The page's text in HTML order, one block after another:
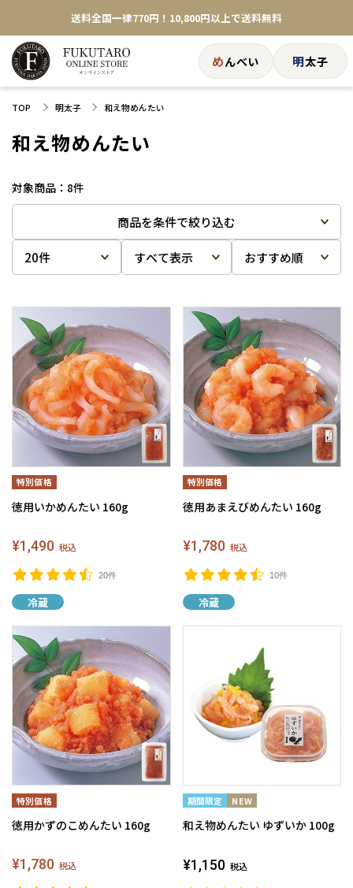
お中元に福太郎の明太子を贈りませんか？
★めんべい25周年記念商品が登場★
【色々な味を試したい方へ】ポストイン！めんべい
送料全国一律770円！10,800円以上で送料無料
めんべい 明太子
TOP 明太子 和え物めんたい
和え物めんたい
商品を条件で絞り込む
8件
徳用いかめんたい 160g
20件
¥1,490 税込
冷蔵
徳用あまえびめんたい 160g
10件
¥1,780 税込
冷蔵
徳用かずのこめんたい 160g
¥1,780 税込
和え物めんたい ゆずいか 100g
¥1,150 税込